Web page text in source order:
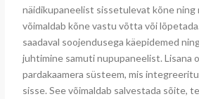
näidikupaneelist sissetulevat kõne ning
võimaldab kõne vastu võtta või
saadaval soojendusega käepidemed
juhtimine samuti nupupaneelist. Lisana
pardakaamera süsteem, mis
sisse. See võimaldab salvestada sõite,